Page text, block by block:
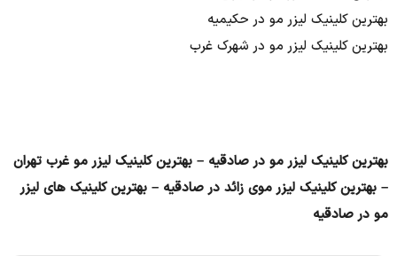
بهترین کلینیک لیزر مو در حکیمیه
بهترین کلینیک لیزر مو در شهرک غرب
بهترین کلینیک لیزر مو در صادقیه – بهترین کلینیک لیزر مو غرب تهران
– بهترین کلینیک لیزر موی زائد در صادقیه – بهترین کلینیک های لیزر
مو در صادقیه